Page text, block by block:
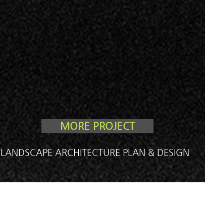
MORE PROJECT
LANDSCAPE ARCHITECTURE PLAN & DESIGN